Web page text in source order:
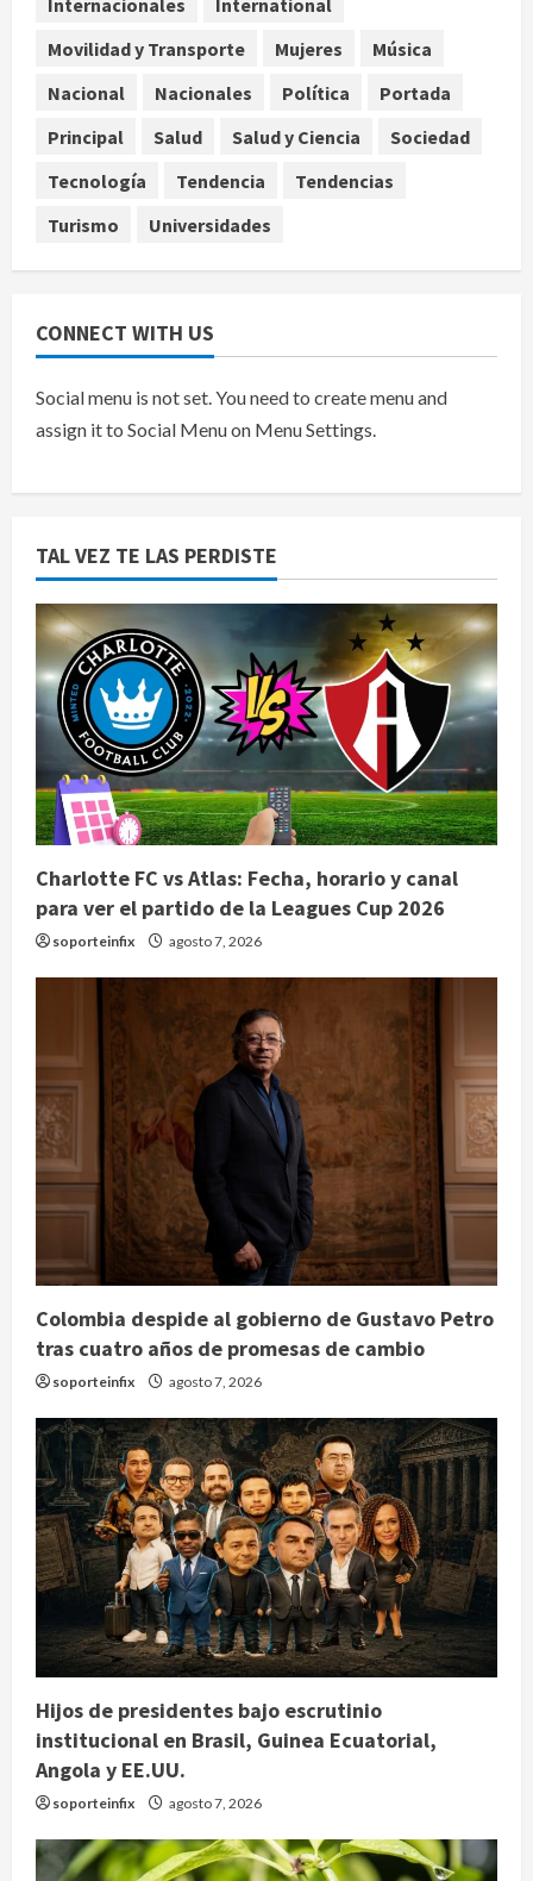
4
Ángela Buitrago señala videos
agosto 7, 2026
Movilidad y Transporte
Mujeres
Música
Nacional
Nacionales Política
Portada
Principal
Salud Salud y Ciencia
Sociedad
Tecnología
Tendencia
Tendencias
Turismo
Universidades
CONNECT WITH US
Social menu is not set. You need to create menu and
assign it to Social Menu on Menu Settings.
TAL VEZ TE LAS PERDISTE
Charlotte FC vs Atlas: Fecha, horario y canal
para ver el partido de la Leagues Cup 2026
soporteinfix agosto 7, 2026
Colombia despide al gobierno de Gustavo Petro
tras cuatro años de promesas de cambio
soporteinfix agosto 7, 2026
Hijos de presidentes bajo escrutinio
institucional en Brasil, Guinea Ecuatorial,
Angola y EE.UU.
soporteinfix agosto 7, 2026